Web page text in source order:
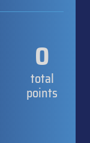
0
total
points